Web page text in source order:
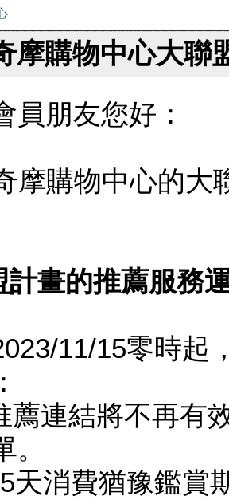
摩購物中心大聯
員朋友您好：
摩購物中心的大
計畫的推薦服務
11/15零時起
薦連結將不再有
天消費猶豫鑑賞